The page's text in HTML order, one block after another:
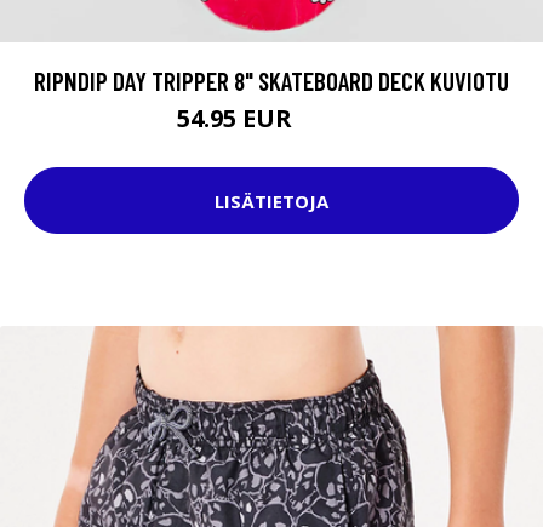
RIPNDIP DAY TRIPPER 8" SKATEBOARD DECK KUVIOTU
54.95 EUR
LISÄTIETOJA